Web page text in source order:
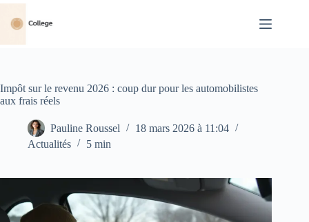
Passer
contenu
Impôt sur le revenu 2026 : coup dur pour les automobilistes
aux frais réels
Pauline Roussel
18 mars 2026 à 11:04
Actualités
5 min